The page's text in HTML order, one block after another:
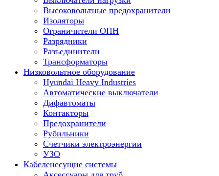
Высоковольтные предохранители
Изоляторы
Ограничители ОПН
Разрядники
Разъединители
Трансформаторы
Низковольтное оборудование
Hyundai Heavy Industries
Автоматические выключатели
Дифавтоматы
Контакторы
Предохранители
Рубильники
Счетчики электроэнергии
УЗО
Кабеленесущие системы